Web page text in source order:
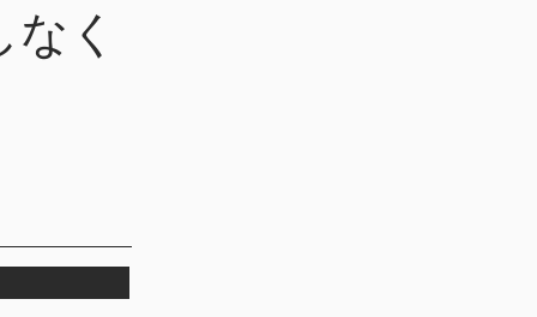
く